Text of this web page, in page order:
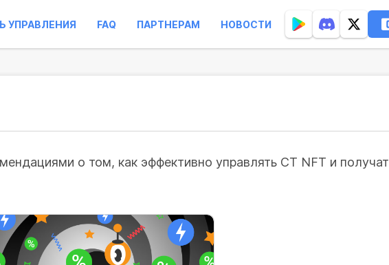
УПРАВЛЕНИЯ FAQ ПАРТНЕРАМ НОВОСТИ
о том, как эффективно управлять CT NFT и